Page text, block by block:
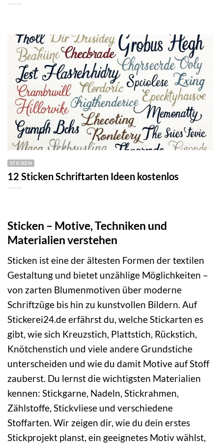
STICKEN
12 Sticken Schriftarten Ideen kostenlos
Sticken – Motive, Techniken und
Materialien verstehen
Sticken ist eine der ältesten Formen der textilen
Gestaltung und bietet unzählige Möglichkeiten –
von zarten Blumenmotiven über moderne
Schriftzüge bis hin zu kunstvollen Bildern. Auf
Stickerei24.de erfährst du, welche Stickarten es
gibt, wie sich Kreuzstich, Plattstich, Rückstich,
Knötchenstich und viele andere Grundstiche
unterscheiden und wie du damit Motive auf Stoff
zauberst. Du lernst die wichtigsten Materialien
kennen: Stickgarne, Nadeln, Stickrahmen,
Zählstoffe, Stickvliese und verschiedene
Stoffarten. Wir zeigen dir, wie du dein erstes
Stickprojekt planst, ein geeignetes Motiv wählst,